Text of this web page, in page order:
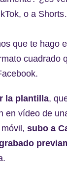
o a
que te hago
cuadrado
la plantilla,
en vídeo de
subo a